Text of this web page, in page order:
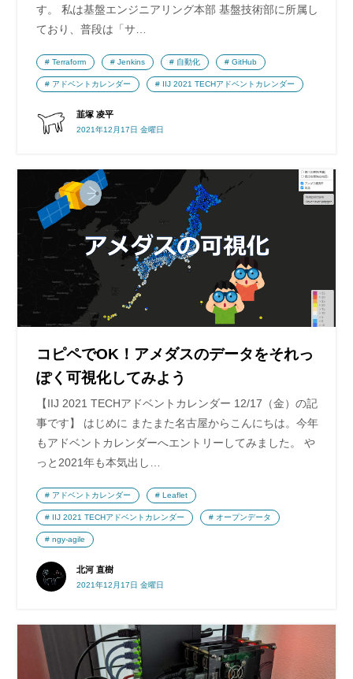
す。 私は基盤エンジニアリング本部 基盤技術部に所属し
ており、普段は「サ…
韮塚 凌平
2021年12月17日 金曜日
Terraform Jenkins 自動化 GitHub
アドベントカレンダー IIJ 2021 TECHアドベントカレンダー
コピペでOK！アメダスのデータをそれっ
ぽく可視化してみよう
【IIJ 2021 TECHアドベントカレンダー 12/17（金）の記
事です】 はじめに またまた名古屋からこんにちは。今年
もアドベントカレンダーへエントリーしてみました。 や
っと2021年も本気出し…
北河 直樹
2021年12月17日 金曜日
アドベントカレンダー Leaflet
IIJ 2021 TECHアドベントカレンダー オープンデータ
ngy-agile